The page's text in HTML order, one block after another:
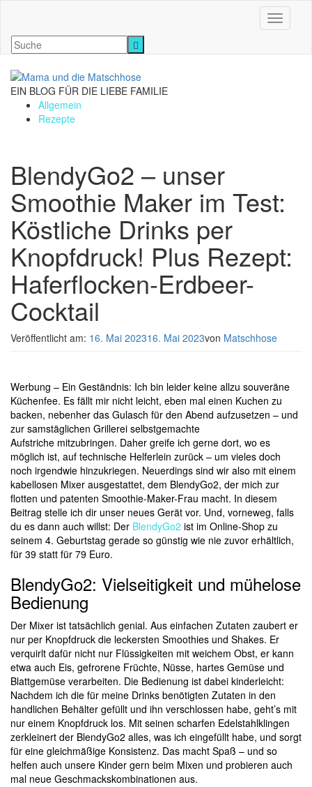
EIN BLOG FÜR DIE LIEBE FAMILIE
Allgemein
Rezepte
BlendyGo2 – unser
Smoothie Maker im Test:
Köstliche Drinks per
Knopfdruck! Plus Rezept:
Haferflocken-Erdbeer-
Cocktail
Veröffentlicht am: 16. Mai 202316. Mai 2023von Matschhose
Werbung – Ein Geständnis: Ich bin leider keine allzu souveräne
Küchenfee. Es fällt mir nicht leicht, eben mal einen Kuchen zu
backen, nebenher das Gulasch für den Abend aufzusetzen – und
zur samstäglichen Grillerei selbstgemachte
Aufstriche mitzubringen. Daher greife ich gerne dort, wo es
möglich ist, auf technische Helferlein zurück – um vieles doch
noch irgendwie hinzukriegen. Neuerdings sind wir also mit einem
kabellosen Mixer ausgestattet, dem BlendyGo2, der mich zur
flotten und patenten Smoothie-Maker-Frau macht. In diesem
Beitrag stelle ich dir unser neues Gerät vor. Und, vorneweg, falls
du es dann auch willst: Der BlendyGo2 ist im Online-Shop zu
seinem 4. Geburtstag gerade so günstig wie nie zuvor erhältlich,
für 39 statt für 79 Euro.
BlendyGo2: Vielseitigkeit und mühelose
Bedienung
Der Mixer ist tatsächlich genial. Aus einfachen Zutaten zaubert er
nur per Knopfdruck die leckersten Smoothies und Shakes. Er
verquirlt dafür nicht nur Flüssigkeiten mit weichem Obst, er kann
etwa auch Eis, gefrorene Früchte, Nüsse, hartes Gemüse und
Blattgemüse verarbeiten. Die Bedienung ist dabei kinderleicht:
Nachdem ich die für meine Drinks benötigten Zutaten in den
handlichen Behälter gefüllt und ihn verschlossen habe, geht’s mit
nur einem Knopfdruck los. Mit seinen scharfen Edelstahlklingen
zerkleinert der BlendyGo2 alles, was ich eingefüllt habe, und sorgt
für eine gleichmäßige Konsistenz. Das macht Spaß – und so
helfen auch unsere Kinder gern beim Mixen und probieren auch
mal neue Geschmackskombinationen aus.